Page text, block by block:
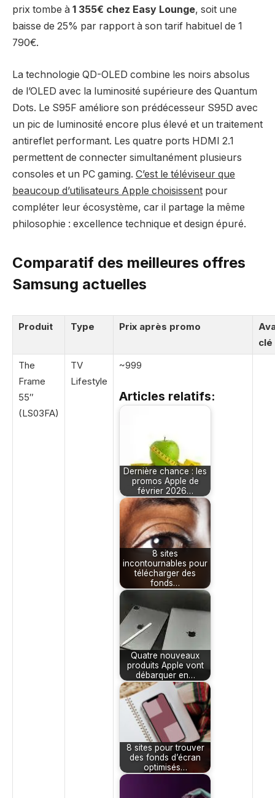
prix tombe à 1 355€ chez Easy Lounge, soit une
baisse de 25% par rapport à son tarif habituel de 1
790€.
La technologie QD-OLED combine les noirs absolus
de l’OLED avec la luminosité supérieure des Quantum
Dots. Le S95F améliore son prédécesseur S95D avec
un pic de luminosité encore plus élevé et un traitement
antireflet performant. Les quatre ports HDMI 2.1
permettent de connecter simultanément plusieurs
consoles et un PC gaming. C’est le téléviseur que
beaucoup d’utilisateurs Apple choisissent pour
compléter leur écosystème, car il partage la même
philosophie : excellence technique et design épuré.
Comparatif des meilleures offres
Samsung actuelles
Produit Type Prix après promo
clé
The
Frame
55″
(LS03FA)
TV
Lifestyle
~999
Articles relatifs:
Dernière chance : les
promos Apple de
février 2026…
8 sites
incontournables pour
télécharger des
fonds…
Quatre nouveaux
produits Apple vont
débarquer en…
8 sites pour trouver
des fonds d’écran
optimisés…